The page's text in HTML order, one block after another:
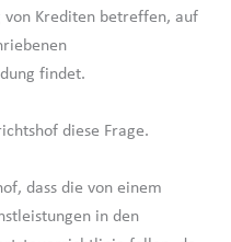
Krediten betreffen, auf
findet.
diese Frage.
dass die von einem
in den